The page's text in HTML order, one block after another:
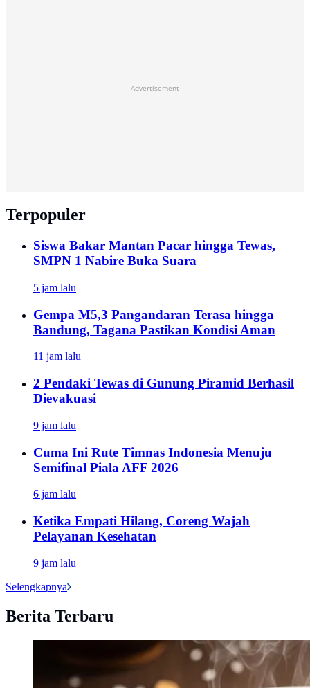
Advertisement
Terpopuler
Siswa Bakar Mantan Pacar hingga Tewas,
SMPN 1 Nabire Buka Suara
5 jam lalu
Gempa M5,3 Pangandaran Terasa hingga
Bandung, Tagana Pastikan Kondisi Aman
11 jam lalu
2 Pendaki Tewas di Gunung Piramid Berhasil
Dievakuasi
9 jam lalu
Cuma Ini Rute Timnas Indonesia Menuju
Semifinal Piala AFF 2026
6 jam lalu
Ketika Empati Hilang, Coreng Wajah
Pelayanan Kesehatan
9 jam lalu
Selengkapnya
Berita Terbaru